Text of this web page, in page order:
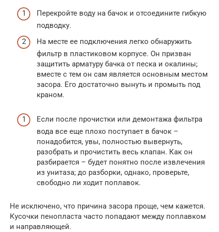
Перекройте воду на бачок и отсоедините гибкую
подводку.
На месте ее подключения легко обнаружить
фильтр в пластиковом корпусе. Он призван
защитить арматуру бачка от песка и окалины;
вместе с тем он сам является основным местом
засора. Его достаточно вынуть и промыть под
краном.
Если после прочистки или демонтажа фильтра
вода все еще плохо поступает в бачок –
понадобится, увы, полностью вывернуть,
разобрать и прочистить весь клапан. Как он
разбирается – будет понятно после извлечения
из унитаза; до разборки, однако, проверьте,
свободно ли ходит поплавок.
Не исключено, что причина засора проще, чем кажется.
Кусочки пенопласта часто попадают между поплавком
и направляющей.